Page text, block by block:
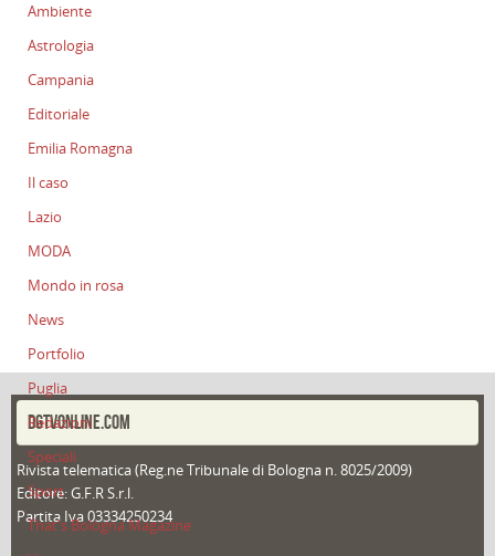
Ambiente
Astrologia
Campania
Editoriale
Emilia Romagna
Il caso
Lazio
MODA
Mondo in rosa
News
Portfolio
Puglia
Redazioni
Speciali
Sport
That's Bologna Magazine
DGTVONLINE.COM
Rivista telematica (Reg.ne Tribunale di Bologna n. 8025/2009)
Editore: G.F.R S.r.l.
Partita Iva 03334250234